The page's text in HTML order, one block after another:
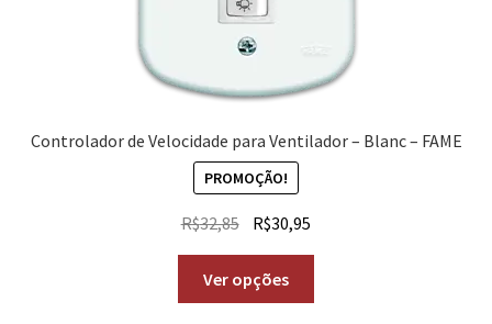
Controlador de Velocidade para Ventilador – Blanc – FAME
PROMOÇÃO!
R$32,85 R$30,95
Ver opções